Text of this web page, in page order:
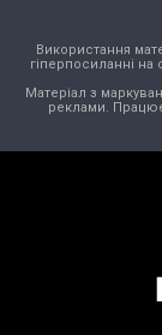
Використання
гіперпосиланні на
Матеріал з
реклами.